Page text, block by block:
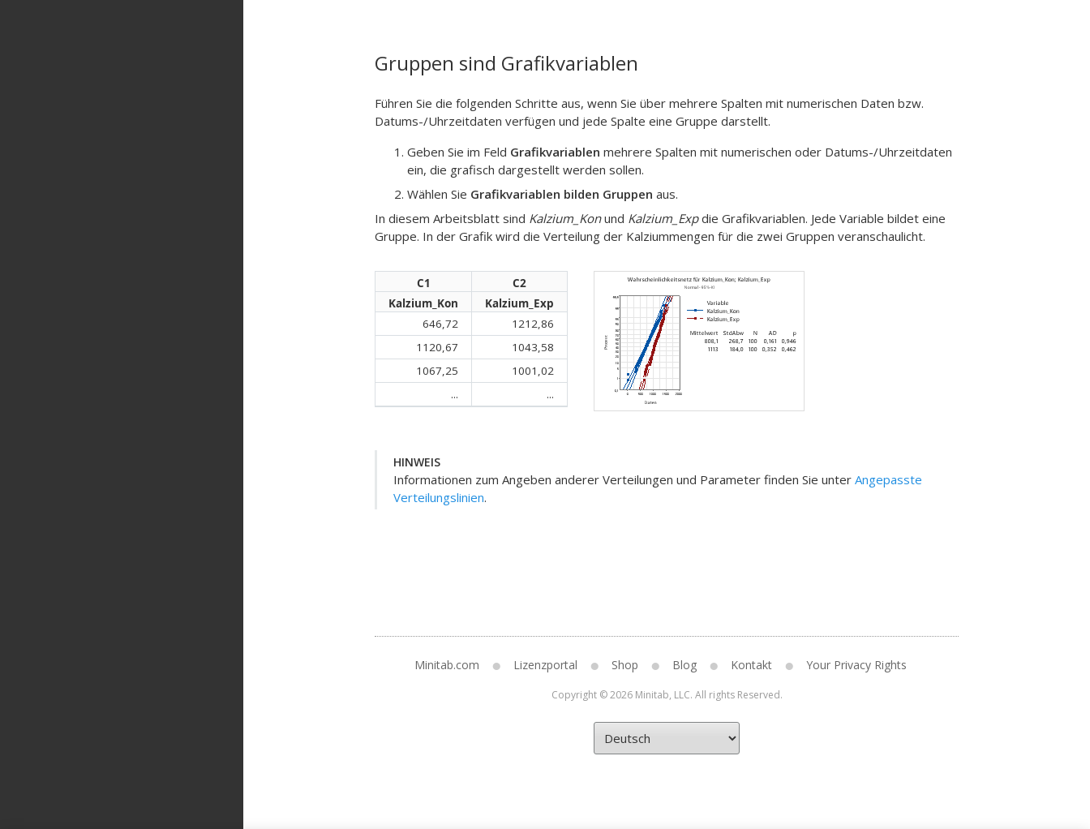
Gruppen sind Grafikvariablen
Führen Sie die folgenden Schritte aus, wenn Sie über mehrere Spalten mit numerischen Daten bzw.
Datums-/Uhrzeitdaten verfügen und jede Spalte eine Gruppe darstellt.
Geben Sie im Feld Grafikvariablen mehrere Spalten mit numerischen oder Datums-/Uhrzeitdaten
ein, die grafisch dargestellt werden sollen.
Wählen Sie Grafikvariablen bilden Gruppen aus.
In diesem Arbeitsblatt sind Kalzium_Konund Kalzium_Expdie Grafikvariablen. Jede Variable bildet eine
Gruppe. In der Grafik wird die Verteilung der Kalziummengen für die zwei Gruppen veranschaulicht.
C1
C2
Kalzium_Kon
Kalzium_Exp
646,72
1212,86
1120,67
1043,58
1067,25
1001,02
...
...
HINWEIS
Informationen zum Angeben anderer Verteilungen und Parameter finden Sie unter Angepasste
Verteilungslinien.
Minitab.com Lizenzportal Shop Blog Kontakt Your Privacy Rights
Copyright © 2026 Minitab, LLC. All rights Reserved.